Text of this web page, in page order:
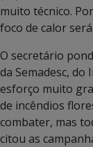
muito técnico.
foco de calor
O secretário
da Semadesc,
esforço muito
de incêndios
combater, mas
citou as